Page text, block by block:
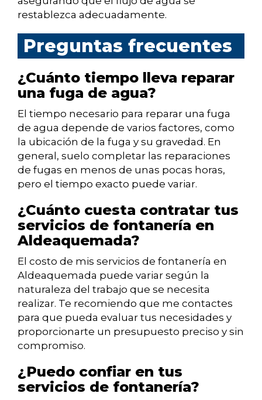
restablezca adecuadamente.
Preguntas frecuentes
¿Cuánto tiempo lleva reparar
una fuga de agua?
El tiempo necesario para reparar una fuga
de agua depende de varios factores, como
la ubicación de la fuga y su gravedad. En
general, suelo completar las reparaciones
de fugas en menos de unas pocas horas,
pero el tiempo exacto puede variar.
¿Cuánto cuesta contratar tus
servicios de fontanería en
Aldeaquemada?
El costo de mis servicios de fontanería en
Aldeaquemada puede variar según la
naturaleza del trabajo que se necesita
realizar. Te recomiendo que me contactes
para que pueda evaluar tus necesidades y
proporcionarte un presupuesto preciso y sin
compromiso.
¿Puedo confiar en tus
servicios de fontanería?